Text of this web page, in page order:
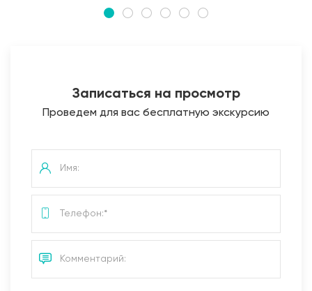
Записаться на просмотр
Проведем для вас бесплатную экскурсию